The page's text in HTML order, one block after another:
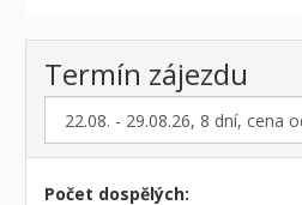
Termín zájezdu
Počet dospělých: